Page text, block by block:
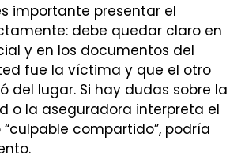
importante presentar el
debe quedar claro en
y en los documentos del
fue la víctima y que el otro
del lugar. Si hay dudas sobre la
o la aseguradora interpreta el
compartido”, podría